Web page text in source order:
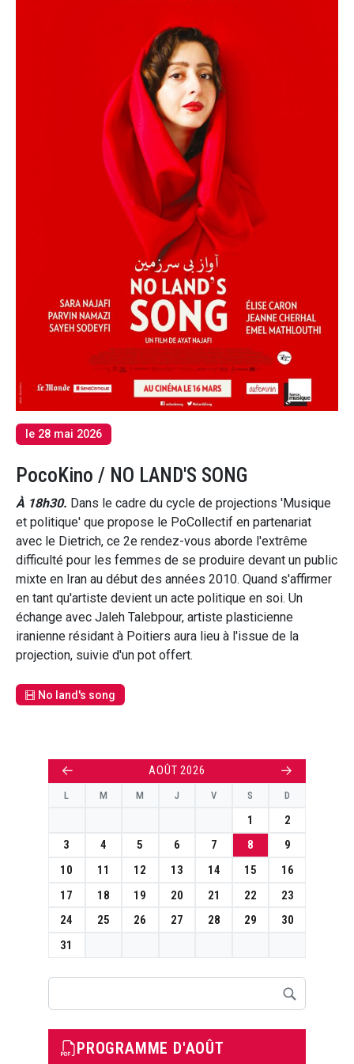
le 28 mai 2026
PocoKino / NO LAND'S SONG
À 18h30. Dans le cadre du cycle de projections 'Musique
et politique' que propose le PoCollectif en partenariat
avec le Dietrich, ce 2e rendez-vous aborde l'extrême
difficulté pour les femmes de se produire devant un public
mixte en Iran au début des années 2010. Quand s'affirmer
en tant qu'artiste devient un acte politique en soi. Un
échange avec Jaleh Talebpour, artiste plasticienne
iranienne résidant à Poitiers aura lieu à l'issue de la
projection, suivie d'un pot offert.
No land's song
← AOÛT 2026 →
L M M J V S D
1
2
3
4 5 6 7 8
9
10
11 12 13 14 15
16
17
18 19 20 21 22
23
24
25 26 27 28 29
30
31
PROGRAMME D'AOÛT